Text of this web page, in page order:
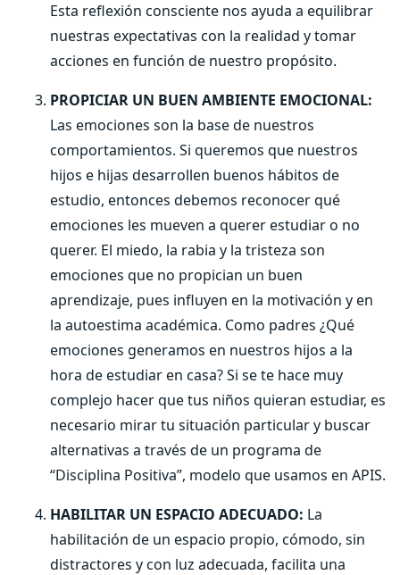
Esta reflexión consciente nos ayuda a equilibrar
nuestras expectativas con la realidad y tomar
acciones en función de nuestro propósito.
PROPICIAR UN BUEN AMBIENTE EMOCIONAL:
Las emociones son la base de nuestros
comportamientos. Si queremos que nuestros
hijos e hijas desarrollen buenos hábitos de
estudio, entonces debemos reconocer qué
emociones les mueven a querer estudiar o no
querer. El miedo, la rabia y la tristeza son
emociones que no propician un buen
aprendizaje, pues influyen en la motivación y en
la autoestima académica. Como padres ¿Qué
emociones generamos en nuestros hijos a la
hora de estudiar en casa? Si se te hace muy
complejo hacer que tus niños quieran estudiar, es
necesario mirar tu situación particular y buscar
alternativas a través de un programa de
“Disciplina Positiva”, modelo que usamos en APIS.
HABILITAR UN ESPACIO ADECUADO: La
habilitación de un espacio propio, cómodo, sin
distractores y con luz adecuada, facilita una